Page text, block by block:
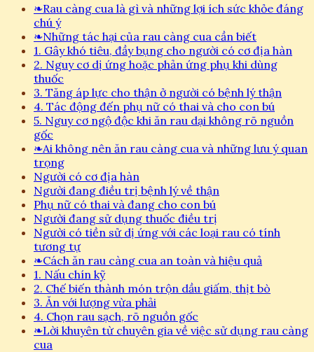
❧Rau càng cua là gì và những lợi ích sức khỏe đáng
chú ý
❧Những tác hại của rau càng cua cần biết
1. Gây khó tiêu, đầy bụng cho người có cơ địa hàn
2. Nguy cơ dị ứng hoặc phản ứng phụ khi dùng
thuốc
3. Tăng áp lực cho thận ở người có bệnh lý thận
4. Tác động đến phụ nữ có thai và cho con bú
5. Nguy cơ ngộ độc khi ăn rau dại không rõ nguồn
gốc
❧Ai không nên ăn rau càng cua và những lưu ý quan
trọng
Người có cơ địa hàn
Người đang điều trị bệnh lý về thận
Phụ nữ có thai và đang cho con bú
Người đang sử dụng thuốc điều trị
Người có tiền sử dị ứng với các loại rau có tính
tương tự
❧Cách ăn rau càng cua an toàn và hiệu quả
1. Nấu chín kỹ
2. Chế biến thành món trộn dầu giấm, thịt bò
3. Ăn với lượng vừa phải
4. Chọn rau sạch, rõ nguồn gốc
❧Lời khuyên từ chuyên gia về việc sử dụng rau càng
cua